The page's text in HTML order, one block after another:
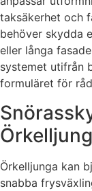
taksäkerhet och
behöver skydda
eller långa
systemet utifrån
formuläret för
Örkelljunga kan
snabba